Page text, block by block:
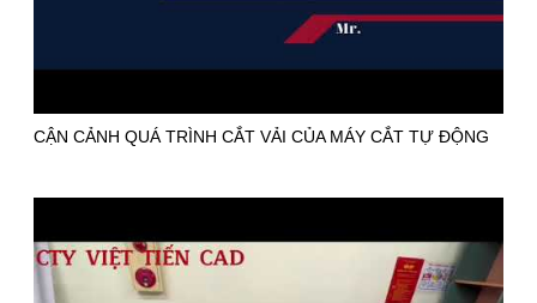
CẬN CẢNH QUÁ TRÌNH CẮT VẢI CỦA MÁY CẮT TỰ ĐỘNG